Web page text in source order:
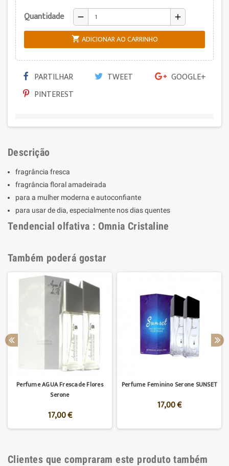
Quantidade
remove add
 ADICIONAR AO CARRINHO
PARTILHAR TWEET
GOOGLE+
PINTEREST
Descrição
fragrância fresca
fragrância floral amadeirada
para a mulher moderna e autoconfiante
para usar de dia, especialmente nos dias quentes
Tendencial olfativa : Omnia Cristaline
Também poderá gostar
Perfume AGUA Frescade Flores
Serone
17,00 €
Perfume Feminino Serone SUNSET
17,00 €
Clientes que compraram este produto também